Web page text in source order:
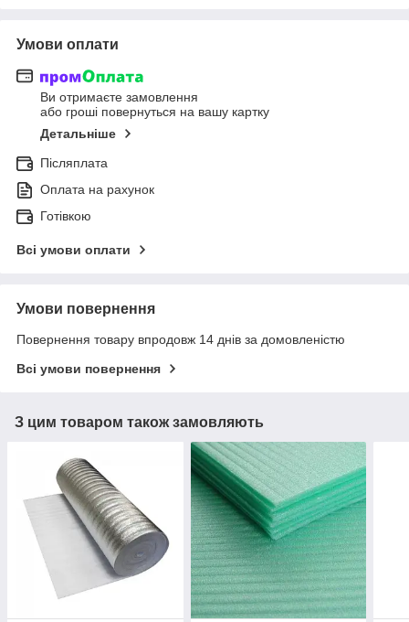
Умови оплати
Ви отримаєте замовлення
або гроші повернуться на вашу картку
Детальніше
Післяплата
Оплата на рахунок
Готівкою
Всі умови оплати
Умови повернення
Повернення товару впродовж 14 днів за домовленістю
Всі умови повернення
З цим товаром також замовляють